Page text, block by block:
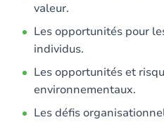
valeur.
Les opportunités pour
individus.
Les opportunités et
environnementaux.
Les défis